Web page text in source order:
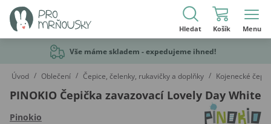
Hledat Košík Menu
Vše máme skladem - expedujeme ihned!
Úvod / Oblečení / Čepice, čelenky, rukavičky a doplňky / Kojenecké
PINOKIO Čepička zavazovací Lovely Day White
Pinokio